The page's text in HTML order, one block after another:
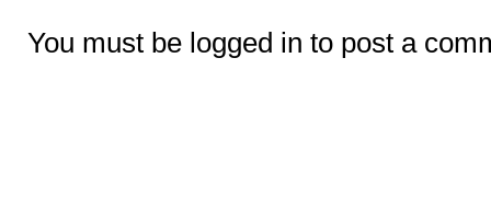
You must be logged in to post a